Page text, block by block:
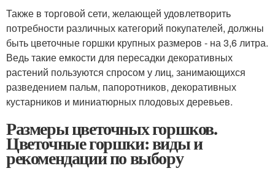
Также в торговой сети, желающей удовлетворить
потребности различных категорий покупателей, должны
быть цветочные горшки крупных размеров - на 3,6 литра.
Ведь такие емкости для пересадки декоративных
растений пользуются спросом у лиц, занимающихся
разведением пальм, папоротников, декоративных
кустарников и миниатюрных плодовых деревьев.
Размеры цветочных горшков.
Цветочные горшки: виды и
рекомендации по выбору